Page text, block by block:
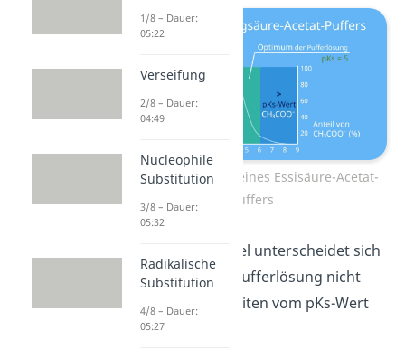
Das Optimum der eines Essisäure-Acetat-
Puffers
In der Regel unterscheidet sich
der pH-Wert der Pufferlösung nicht
mehr als ± 1-Einheiten vom pKs-Wert
der Puffersäure.
1/8 – Dauer:
05:22
Verseifung
2/8 – Dauer:
04:49
Nucleophile
Substitution
3/8 – Dauer:
05:32
Radikalische
Substitution
4/8 – Dauer:
05:27